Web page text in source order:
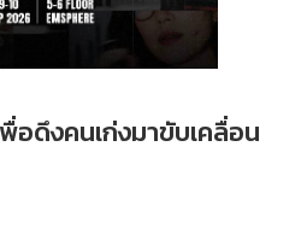
อดึงคนเก่งมาขับเคลื่อน